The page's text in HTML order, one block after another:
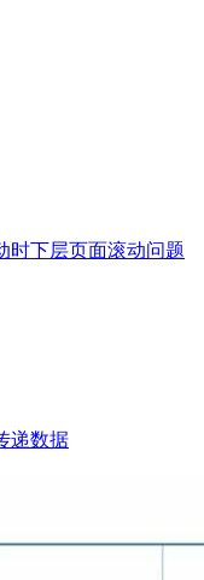
时下层页面滚动问题
递数据